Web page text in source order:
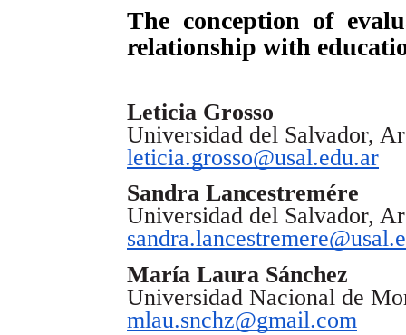
The conception of
relationship with
Leticia Grosso
Universidad del Salvador,
leticia.grosso@usal.edu.ar
Sandra Lancestremére
Universidad del Salvador,
María Laura Sánchez
Universidad Nacional de
mlau.snchz@gmail.com